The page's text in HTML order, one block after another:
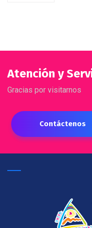
Atención y
Gracias por visitarnos
Contáctenos